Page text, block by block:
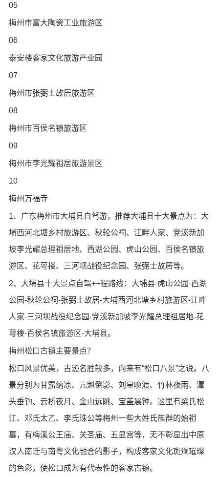
05
梅州市富大陶瓷工业旅游区
06
泰安楼客家文化旅游产业园
07
梅州市张弼士故居旅游区
08
梅州市百侯名镇旅游区
09
梅州市李光耀祖居旅游景区
10
梅州万福寺
1、广东梅州市大埔县自驾游，推荐大埔县十大景点为：大
埔西河北塘乡村旅游区、秋轮公祠、江畔人家、党溪新加
坡李光耀总理祖居地、西湖公园、虎山公园、百侯名镇旅
游区、花萼楼、三河坝战役纪念园、张弼士故居等。
2、大埔县十大景点自驾++程路线：大埔县-虎山公园-西湖
公园-秋轮公祠-张弼士故居-大埔西河北塘乡村旅游区-江畔
人家-三河坝战役纪念园-党溪新加坡李光耀总理祖居地-花
萼楼-百侯名镇旅游区-大埔县。
梅州松口古镇主要景点？
松口风景优美，古迹名胜较多，向来有“松口八景”之说。八
景分别为甘露纳凉、元魁倒影、刘皇唤渡、竹林夜雨、潭
头垂钓、云桥夜月、金山远眺、宝盖晨钟。这里有梁氏松
江、邓氏太乙、李氏珠公等梅州一些大姓氏族群的始祖
墓，有梅溪公王庙、关圣庙、五显宫等，无不彰显出中原
汉人南迁与南粤文化融合的影子，构成客家文化斑斓璀璨
的色彩，使松口成为有代表性的客家古镇。